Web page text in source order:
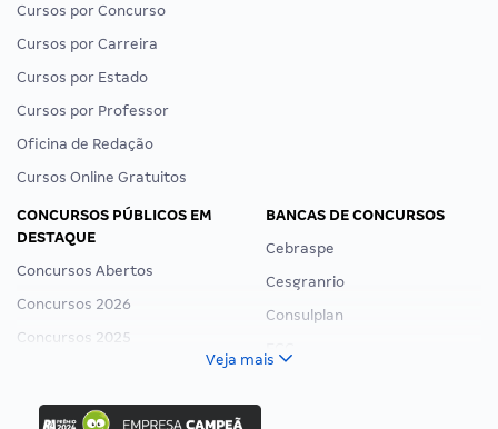
Cursos por Concurso
Cursos por Carreira
Cursos por Estado
Cursos por Professor
Oficina de Redação
Cursos Online Gratuitos
CONCURSOS PÚBLICOS EM
DESTAQUE
Concursos Abertos
Concursos 2026
Concursos 2025
Concurso Nacional Unificado
Concurso Ibama
BANCAS DE CONCURSOS
Cebraspe
Cesgranrio
Consulplan
Veja mais